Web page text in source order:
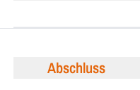
Abschluss